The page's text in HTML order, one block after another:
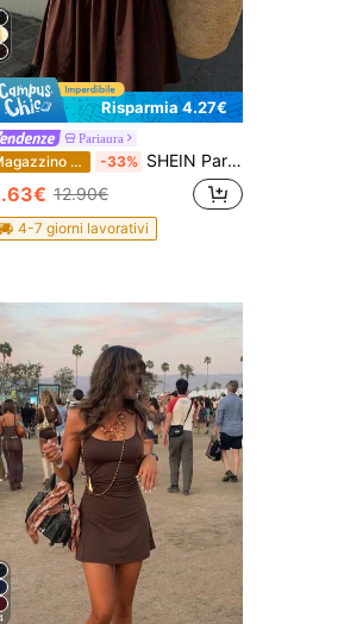
Risparmia 4.27€
Pariaura
Magazzino EU -33% SHEIN PariChic Abito mini a-line da donna con scollo drappeggiato, vita stretta e inserti in pizzo
12.90€
4-7 giorni lavorativi